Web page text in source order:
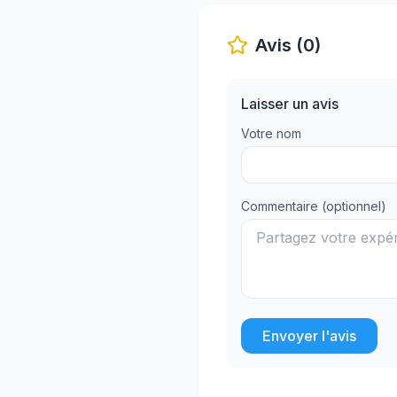
Avis (0)
Laisser un avis
Votre nom
Commentaire (optionnel)
Envoyer l'avis